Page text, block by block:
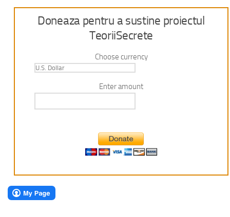
Doneaza pentru a sustine proiectul
TeoriiSecrete
Choose currency
Enter amount